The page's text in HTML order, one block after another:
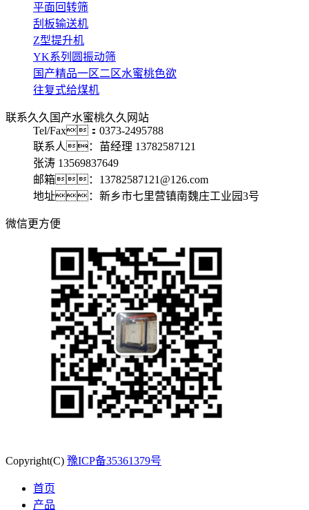
平面回转筛
刮板输送机
Z型提升机
YK系列圆振动筛
国产精品一区二区水蜜桃色欲
往复式给煤机
联系久久国产水蜜桃久久网站
Tel/Fax：0373-2495788
联系人：苗经理 13782587121
张涛 13569837649
邮箱：13782587121@126.com
地址：新乡市七里营镇南魏庄工业园3号
微信更方便
Copyright(C) 豫ICP备35361379号
首页
产品